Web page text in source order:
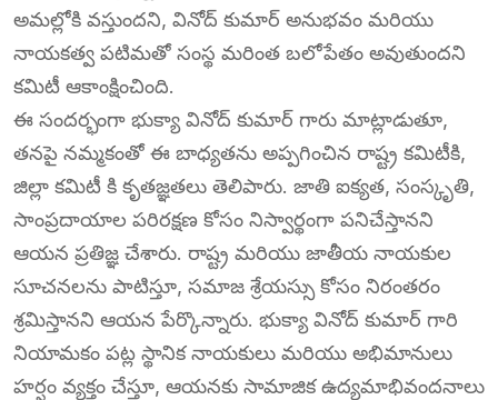
అమల్లోకి వస్తుందని, వినోద్ కుమార్ అనుభవం మరియు
నాయకత్వ పటిమతో సంస్థ మరింత బలోపేతం అవుతుందని
కమిటీ ఆకాంక్షించింది.
ఈ సందర్భంగా భుక్యా వినోద్ కుమార్ గారు మాట్లాడుతూ,
తనపై నమ్మకంతో ఈ బాధ్యతను అప్పగించిన రాష్ట్ర కమిటీకి,
జిల్లా కమిటీ కి కృతజ్ఞతలు తెలిపారు. జాతి ఐక్యత, సంస్కృతి,
సాంప్రదాయాల పరిరక్షణ కోసం నిస్వార్థంగా పనిచేస్తానని
ఆయన ప్రతిజ్ఞ చేశారు. రాష్ట్ర మరియు జాతీయ నాయకుల
సూచనలను పాటిస్తూ, సమాజ శ్రేయస్సు కోసం నిరంతరం
శ్రమిస్తానని ఆయన పేర్కొన్నారు. భుక్యా వినోద్ కుమార్ గారి
నియామకం పట్ల స్థానిక నాయకులు మరియు అభిమానులు
హర్షం వ్యక్తం చేస్తూ, ఆయనకు సామాజిక ఉద్యమాభివందనాలు